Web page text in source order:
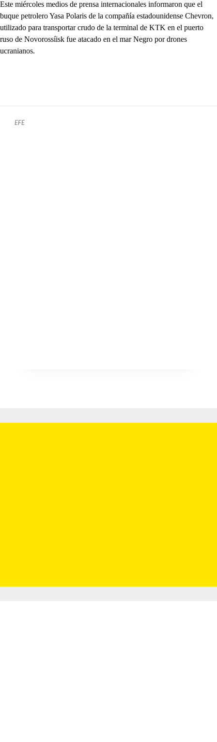
Este miércoles medios de prensa internacionales informaron que el
buque petrolero Yasa Polaris de la compañía estadounidense Chevron,
utilizado para transportar crudo de la terminal de KTK en el puerto
ruso de Novorossíisk fue atacado en el mar Negro por drones
ucranianos.
EFE